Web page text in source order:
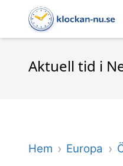
Aktuell tid i
Hem Europa